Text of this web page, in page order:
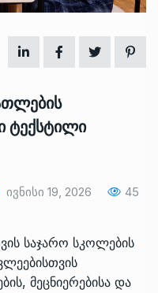
ტექსტილი
Ივნისი 19, 2026 45
საჯარო სკოლების
მეცნიერებისა და